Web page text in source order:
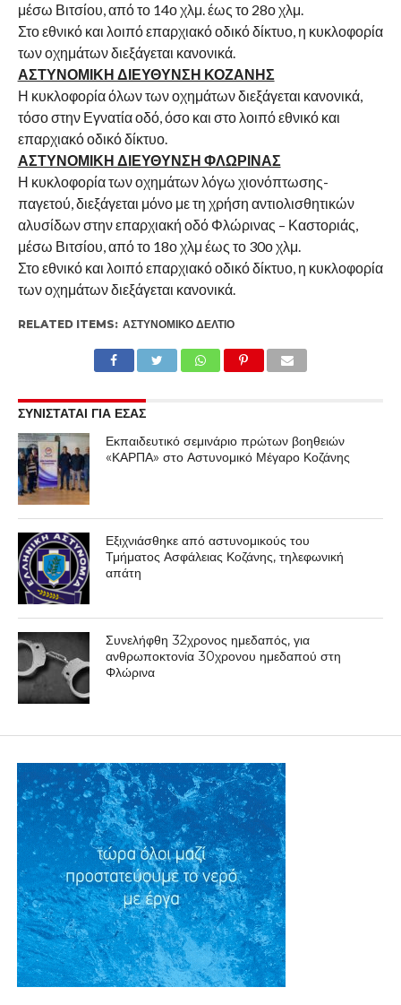
μέσω Βιτσίου, από το 14ο χλμ. έως το 28ο χλμ.
Στο εθνικό και λοιπό επαρχιακό οδικό δίκτυο, η κυκλοφορία
των οχημάτων διεξάγεται κανονικά.
ΑΣΤΥΝΟΜΙΚΗ ΔΙΕΥΘΥΝΣΗ ΚΟΖΑΝΗΣ
Η κυκλοφορία όλων των οχημάτων διεξάγεται κανονικά,
τόσο στην Εγνατία οδό, όσο και στο λοιπό εθνικό και
επαρχιακό οδικό δίκτυο.
ΑΣΤΥΝΟΜΙΚΗ ΔΙΕΥΘΥΝΣΗ ΦΛΩΡΙΝΑΣ
Η κυκλοφορία των οχημάτων λόγω χιονόπτωσης-
παγετού, διεξάγεται μόνο με τη χρήση αντιολισθητικών
αλυσίδων στην επαρχιακή οδό Φλώρινας – Καστοριάς,
μέσω Βιτσίου, από το 18ο χλμ έως το 30ο χλμ.
Στο εθνικό και λοιπό επαρχιακό οδικό δίκτυο, η κυκλοφορία
των οχημάτων διεξάγεται κανονικά.
RELATED ITEMS: ΑΣΤΥΝΟΜΙΚΌ ΔΕΛΤΊΟ
ΣΥΝΙΣΤΑΤΑΙ ΓΙΑ ΕΣΑΣ
Εκπαιδευτικό σεμινάριο πρώτων βοηθειών
«ΚΑΡΠΑ» στο Αστυνομικό Μέγαρο Κοζάνης
Εξιχνιάσθηκε από αστυνομικούς του
Τμήματος Ασφάλειας Κοζάνης, τηλεφωνική
απάτη
Συνελήφθη 32χρονος ημεδαπός, για
ανθρωποκτονία 30χρονου ημεδαπού στη
Φλώρινα
ΕΠΙΚΑΙΡΟΤΗΤΑ
Διανομή πετρελαίου σε 16
άπορες οικογένειες του Δήμου
Κοζάνης
ByΔυτική Μακεδονία
Posted on31 Ιανουαρίου 2014